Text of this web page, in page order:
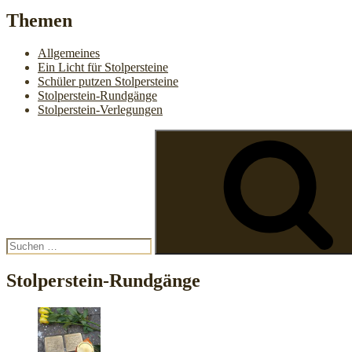
Themen
Allgemeines
Ein Licht für Stolpersteine
Schüler putzen Stolpersteine
Stolperstein-Rundgänge
Stolperstein-Verlegungen
Stolperstein-Rundgänge